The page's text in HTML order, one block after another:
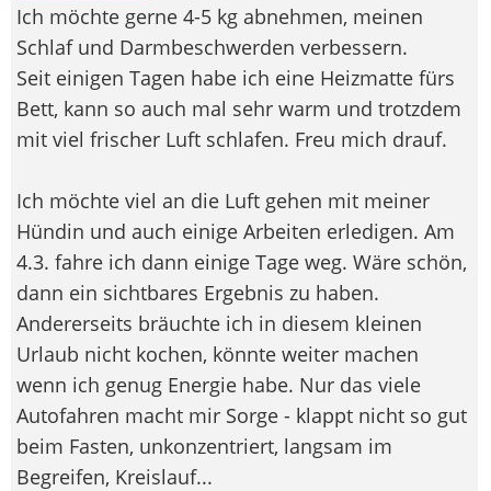
Ich möchte gerne 4-5 kg abnehmen, meinen
Schlaf und Darmbeschwerden verbessern.
Seit einigen Tagen habe ich eine Heizmatte fürs
Bett, kann so auch mal sehr warm und trotzdem
mit viel frischer Luft schlafen. Freu mich drauf.
Ich möchte viel an die Luft gehen mit meiner
Hündin und auch einige Arbeiten erledigen. Am
4.3. fahre ich dann einige Tage weg. Wäre schön,
dann ein sichtbares Ergebnis zu haben.
Andererseits bräuchte ich in diesem kleinen
Urlaub nicht kochen, könnte weiter machen
wenn ich genug Energie habe. Nur das viele
Autofahren macht mir Sorge - klappt nicht so gut
beim Fasten, unkonzentriert, langsam im
Begreifen, Kreislauf...